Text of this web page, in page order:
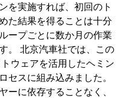
を実施すれば、初回のト
た結果を得ることは十分
ープごとに数か月の作業
。 北京汽車社では、この
ウェアを活用したヘミン
セスに組み込みました。
ーに依存することなく、